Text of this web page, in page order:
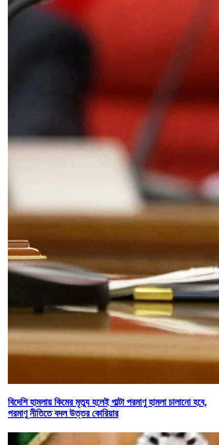
বিদেশি হামলায় কিমের মৃত্যু হলেই পাল্টা পরমাণু হামলা চালানো হবে,
পরমাণু নীতিতে বদল উত্তর কোরিয়ার